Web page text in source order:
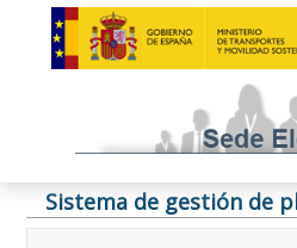
Sistema de gestión de